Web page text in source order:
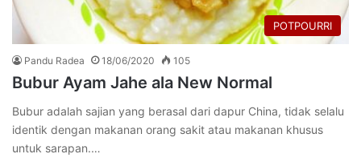
POTPOURRI
Pandu Radea 18/06/2020 105
Bubur Ayam Jahe ala New Normal
Bubur adalah sajian yang berasal dari dapur China, tidak selalu
identik dengan makanan orang sakit atau makanan khusus
untuk sarapan.…